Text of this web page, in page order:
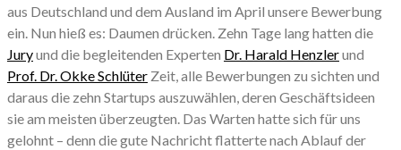
aus Deutschland und dem Ausland im April unsere Bewerbung
ein. Nun hieß es: Daumen drücken. Zehn Tage lang hatten die
Juryund die begleitenden Experten Dr. Harald Henzlerund
Prof. Dr. Okke Schlüter Zeit, alle Bewerbungen zu sichten und
daraus die zehn Startups auszuwählen, deren Geschäftsideen
sie am meisten überzeugten. Das Warten hatte sich für uns
gelohnt – denn die gute Nachricht flatterte nach Ablauf der